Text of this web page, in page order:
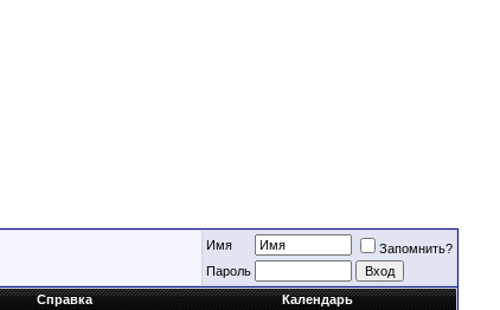
Имя
Запомнить?
Пароль
Справка Календарь